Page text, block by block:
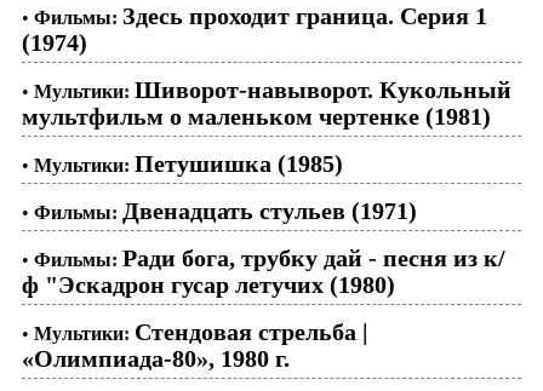
• Фильмы: Здесь проходит граница. Серия 1
(1974)
• Мультики: Шиворот-навыворот. Кукольный
мультфильм о маленьком чертенке (1981)
• Мультики: Петушишка (1985)
• Фильмы: Двенадцать стульев (1971)
• Фильмы: Ради бога, трубку дай - песня из к/
ф "Эскадрон гусар летучих (1980)
• Мультики: Стендовая стрельба |
«Олимпиада-80», 1980 г.